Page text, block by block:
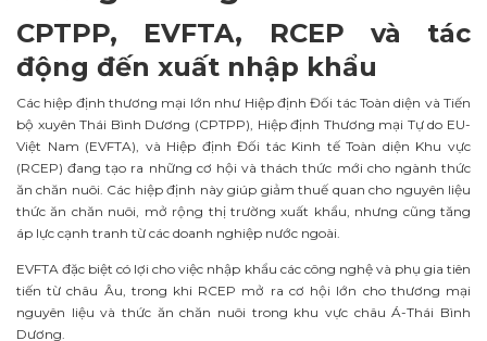
CPTPP, EVFTA, RCEP và tác
động đến xuất nhập khẩu
Các hiệp định thương mại lớn như Hiệp định Đối tác Toàn diện và Tiến
bộ xuyên Thái Bình Dương (CPTPP), Hiệp định Thương mại Tự do EU-
Việt Nam (EVFTA), và Hiệp định Đối tác Kinh tế Toàn diện Khu vực
(RCEP) đang tạo ra những cơ hội và thách thức mới cho ngành thức
ăn chăn nuôi. Các hiệp định này giúp giảm thuế quan cho nguyên liệu
thức ăn chăn nuôi, mở rộng thị trường xuất khẩu, nhưng cũng tăng
áp lực cạnh tranh từ các doanh nghiệp nước ngoài.
EVFTA đặc biệt có lợi cho việc nhập khẩu các công nghệ và phụ gia tiên
tiến từ châu Âu, trong khi RCEP mở ra cơ hội lớn cho thương mại
nguyên liệu và thức ăn chăn nuôi trong khu vực châu Á-Thái Bình
Dương.